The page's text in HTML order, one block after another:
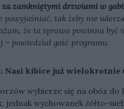
zamkniętymi drzwiami w
tak żeby nie
że ta sprawa powinna
powiedział gość programu.
Nasi kibice już wielokrotnie
wybierze się na obóz
, jednak wychowanek żółto-